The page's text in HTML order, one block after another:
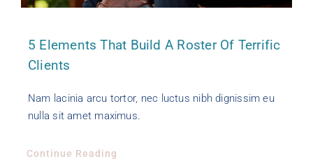
5 Elements That Build A Roster Of Terrific
Clients
Nam lacinia arcu tortor, nec luctus nibh dignissim eu
nulla sit amet maximus.
Continue Reading